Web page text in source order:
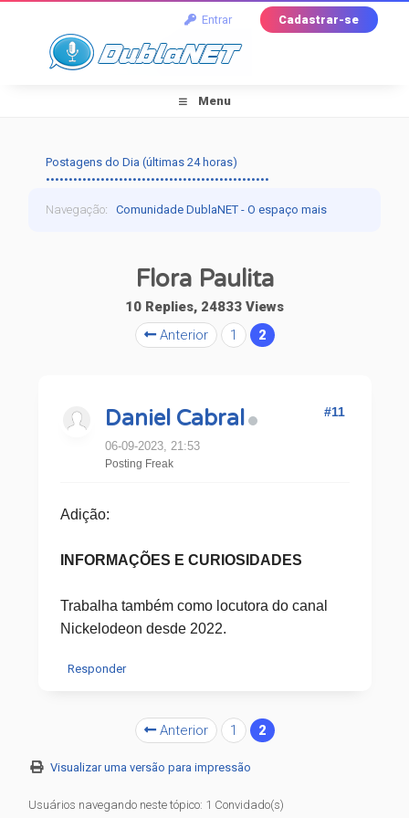
Entrar Cadastrar-se
Menu
Postagens do Dia (últimas 24 horas)
•••••••••••••••••••••••••••••••••••••••••••••••••
Navegação:Comunidade DublaNET - O espaço mais
Flora Paulita
10 Replies, 24833 Views
Anterior
1 2
Daniel Cabral
06-09-2023, 21:53
Posting Freak
#11
Adição:
INFORMAÇÕES E CURIOSIDADES
Trabalha também como locutora do canal
Nickelodeon desde 2022.
Responder
Anterior 1 2
Visualizar uma versão para impressão
Usuários navegando neste tópico: 1 Convidado(s)